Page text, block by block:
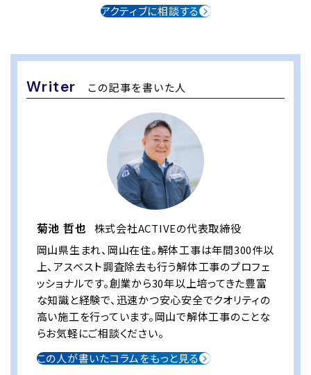
アクティブに相談する
Writer この記事を書いた人
菊池 哲也 株式会社ACTIVEの代表取締役
岡山県生まれ、岡山在住。解体工事は年間300件以
上、アスベスト調査除去も行う解体工事のプロフェ
ッショナルです。創業から30年以上培ってきた豊富
な知識と経験で、迅速かつ安心安全でクオリティの
高い施工を行っています。岡山で解体工事のことな
らお気軽にご相談ください。
この人が書いたコラムをもっと見る